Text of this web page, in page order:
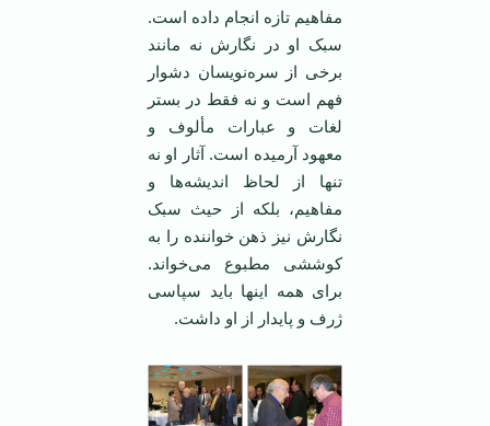
مفاهيم تازه انجام داده است.
سبک او در نگارش نه مانند
برخی از سره‌نويسان دشوار
فهم است و نه فقط در بستر
لغات و عبارات مألوف و
معهود آرميده است. آثار او نه
تنها از لحاظ انديشه‌ها و
مفاهيم، بلکه از حيث سبک
نگارش نيز ذهن خواننده را به
کوششی مطبوع می‌خواند.
برای همه اينها بايد سپاسی
ژرف و پايدار از او داشت.